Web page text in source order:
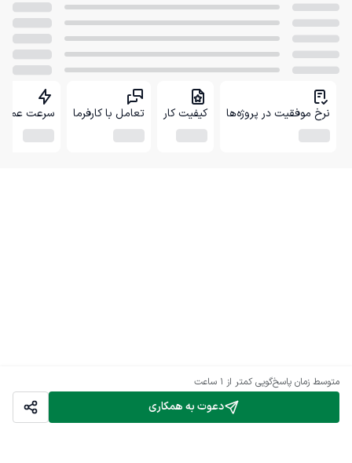
دعوت به همکاری
متوسط زمان پاسخ‌گویی کمتر از 1 ساعت
نرخ موفقیت در پروژه‌ها کیفیت کار تعامل با کارفرما سرعت عمل